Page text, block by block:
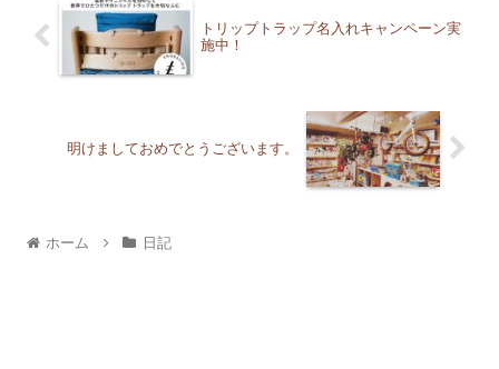
トリップトラップ名入れキャンペーン実
施中！
明けましておめでとうございます。
ホーム 日記